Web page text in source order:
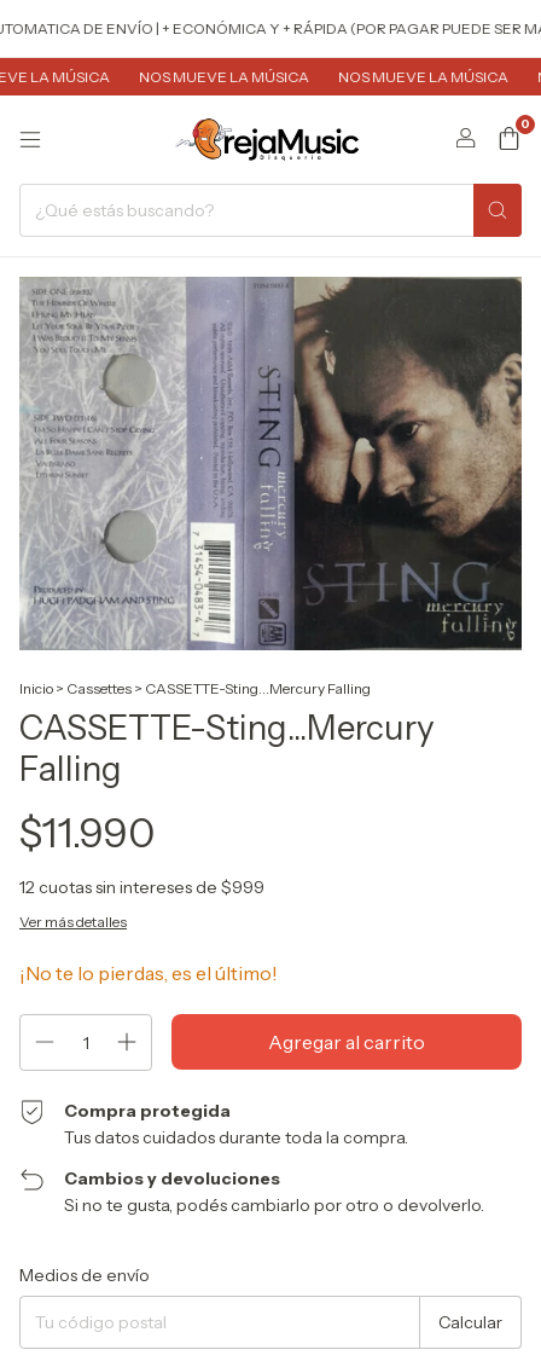
DE ENVÍO | + ECONÓMICA Y + RÁPIDA (POR PAGAR PUEDE SER
LA MÚSICA NOS MUEVE LA MÚSICA NOS MUEVE LA MÚSICA
0
Inicio > Cassettes > CASSETTE-Sting...Mercury Falling
CASSETTE-Sting...Mercury
Falling
$11.990
12cuotas sin intereses de $999
Ver más detalles
¡No te lo pierdas, es el último!
Compra protegida
Tus datos cuidados durante toda la compra.
Cambios y devoluciones
Si no te gusta, podés cambiarlo por otro o devolverlo.
Entregas para el CP:
Medios de envío
Calcular